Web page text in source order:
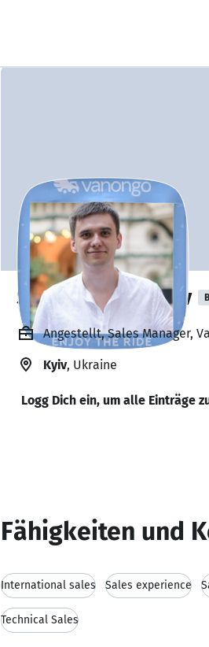
Serhii Smolenkov
Angestellt, Sales Manager,
Kyiv, Ukraine
Logg Dich ein, um alle Einträge
Fähigkeiten und
International sales Sales experience
Technical Sales